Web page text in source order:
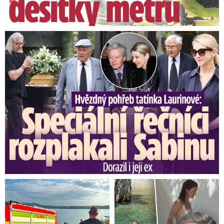
Speciální řečníci nad rakví Laurina: Rozbrečeli i dceru